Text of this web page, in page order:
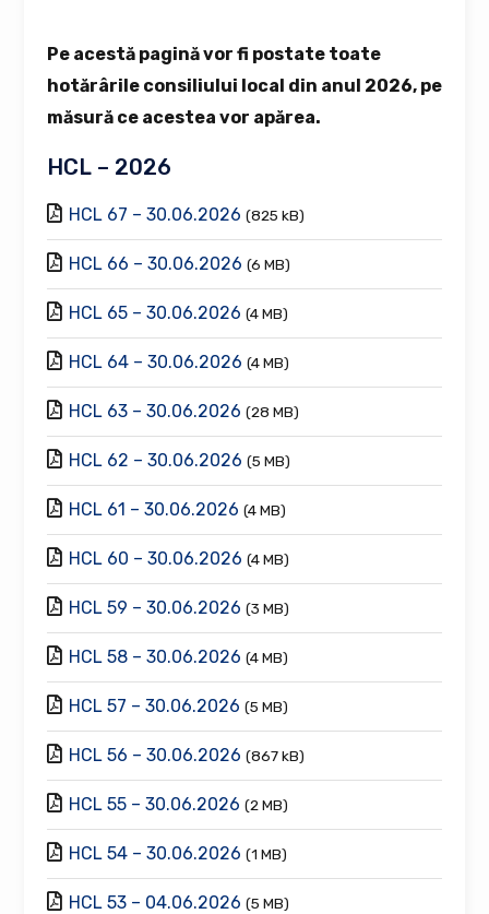
Pe acestă pagină vor fi postate toate
hotărârile consiliului local din anul 2026, pe
măsură ce acestea vor apărea.
HCL – 2026
HCL 67 – 30.06.2026 (825 kB)
HCL 66 – 30.06.2026 (6 MB)
HCL 65 – 30.06.2026 (4 MB)
HCL 64 – 30.06.2026 (4 MB)
HCL 63 – 30.06.2026 (28 MB)
HCL 62 – 30.06.2026 (5 MB)
HCL 61 – 30.06.2026 (4 MB)
HCL 60 – 30.06.2026 (4 MB)
HCL 59 – 30.06.2026 (3 MB)
HCL 58 – 30.06.2026 (4 MB)
HCL 57 – 30.06.2026 (5 MB)
HCL 56 – 30.06.2026 (867 kB)
HCL 55 – 30.06.2026 (2 MB)
HCL 54 – 30.06.2026 (1 MB)
HCL 53 – 04.06.2026 (5 MB)